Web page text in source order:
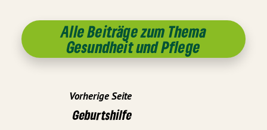
Alle Beiträge zum Thema
Gesundheit und Pflege
Vorherige Seite
Geburtshilfe